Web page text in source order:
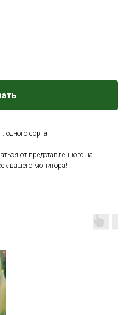
одного сорта
от представленного на
вашего монитора!